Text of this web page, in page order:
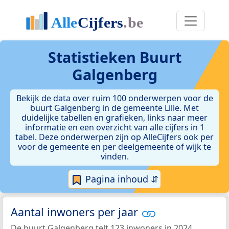
Statistieken Buurt
Galgenberg
Bekijk de data over ruim 100 onderwerpen voor de
buurt Galgenberg in de gemeente Lille. Met
duidelijke tabellen en grafieken, links naar meer
informatie en een overzicht van alle cijfers in 1
tabel. Deze onderwerpen zijn op AlleCijfers ook per
voor de gemeente en per deelgemeente of wijk te
vinden.
Pagina inhoud ⇵
Aantal inwoners per jaar